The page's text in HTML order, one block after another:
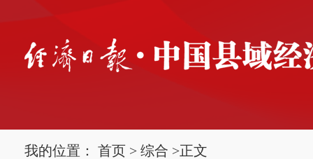
我的位置： 首页 > 综合 >正文